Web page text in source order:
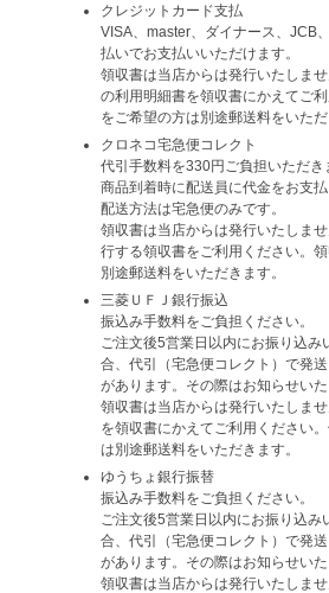
クレジットカード支払
VISA、master、ダイナース、JCB
払いでお支払いいただけます。
領収書は当店からは発行いたしま
の利用明細書を領収書にかえてご
をご希望の方は別途郵送料をいただ
クロネコ宅急便コレクト
代引手数料を330円ご負担いただき
商品到着時に配送員に代金をお支払
配送方法は宅急便のみです。
領収書は当店からは発行いたしま
行する領収書をご利用ください。
別途郵送料をいただきます。
三菱ＵＦＪ銀行振込
振込み手数料をご負担ください。
ご注文後5営業日以内にお振り込み
合、代引（宅急便コレクト）で発
があります。その際はお知らせいた
領収書は当店からは発行いたしま
を領収書にかえてご利用ください
は別途郵送料をいただきます。
ゆうちょ銀行振替
振込み手数料をご負担ください。
ご注文後5営業日以内にお振り込み
合、代引（宅急便コレクト）で発
があります。その際はお知らせいた
領収書は当店からは発行いたしま